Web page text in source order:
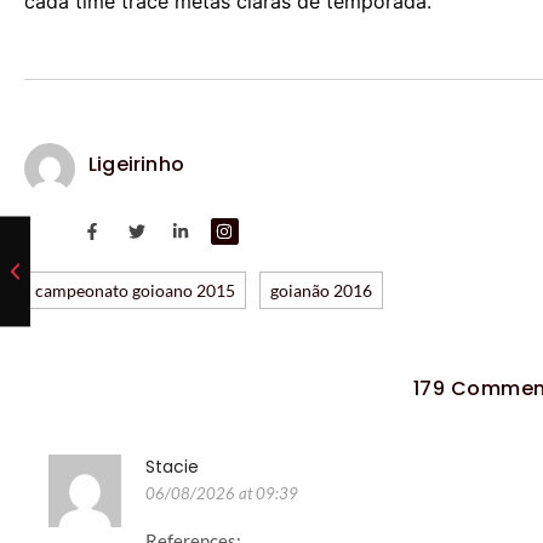
Ligeirinho
campeonato goioano 2015 goianão 2016
179
Stacie
06/08/2026 at 09:39